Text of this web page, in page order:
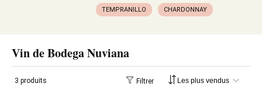
TEMPRANILLO CHARDONNAY
Vin de Bodega Nuviana
3 produits Filtrer